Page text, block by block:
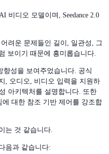
비디오 모델이며, Seedance 2.0
려운 문제들인 길이, 일관성, 그
보이기 때문에 흥미롭습니다.
향성을 보여주었습니다. 공식
, 오디오, 비디오 입력을 지원하
아키텍처를 설명합니다. 또한
대한 참조 기반 제어를 강조합
는 것 같습니다.
음과 같습니다: